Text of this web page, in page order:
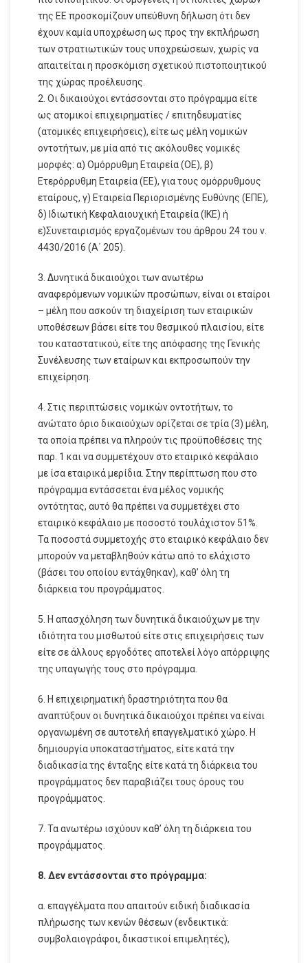
της ΕΕ προσκομίζουν υπεύθυνη δήλωση ότι δεν
έχουν καμία υποχρέωση ως προς την εκπλήρωση
των στρατιωτικών τους υποχρεώσεων, χωρίς να
απαιτείται η προσκόμιση σχετικού πιστοποιητικού
της χώρας προέλευσης.
2. Οι δικαιούχοι εντάσσονται στο πρόγραμμα είτε
ως ατομικοί επιχειρηματίες / επιτηδευματίες
(ατομικές επιχειρήσεις), είτε ως μέλη νομικών
οντοτήτων, με μία από τις ακόλουθες νομικές
μορφές: α) Ομόρρυθμη Εταιρεία (ΟΕ), β)
Ετερόρρυθμη Εταιρεία (ΕΕ), για τους ομόρρυθμους
εταίρους, γ) Εταιρεία Περιορισμένης Ευθύνης (ΕΠΕ),
δ) Ιδιωτική Κεφαλαιουχική Εταιρεία (ΙΚΕ) ή
ε)Συνεταιρισμός εργαζομένων του άρθρου 24 του ν.
4430/2016 (Α΄ 205).
3. Δυνητικά δικαιούχοι των ανωτέρω
αναφερόμενων νομικών προσώπων, είναι οι εταίροι
– μέλη που ασκούν τη διαχείριση των εταιρικών
υποθέσεων βάσει είτε του θεσμικού πλαισίου, είτε
του καταστατικού, είτε της απόφασης της Γενικής
Συνέλευσης των εταίρων και εκπροσωπούν την
επιχείρηση.
4. Στις περιπτώσεις νομικών οντοτήτων, το
ανώτατο όριο δικαιούχων ορίζεται σε τρία (3) μέλη,
τα οποία πρέπει να πληρούν τις προϋποθέσεις της
παρ. 1 και να συμμετέχουν στο εταιρικό κεφάλαιο
με ίσα εταιρικά μερίδια. Στην περίπτωση που στο
πρόγραμμα εντάσσεται ένα μέλος νομικής
οντότητας, αυτό θα πρέπει να συμμετέχει στο
εταιρικό κεφάλαιο με ποσοστό τουλάχιστον 51%.
Τα ποσοστά συμμετοχής στο εταιρικό κεφάλαιο δεν
μπορούν να μεταβληθούν κάτω από το ελάχιστο
(βάσει του οποίου εντάχθηκαν), καθ’ όλη τη
διάρκεια του προγράμματος.
5. Η απασχόληση των δυνητικά δικαιούχων με την
ιδιότητα του μισθωτού είτε στις επιχειρήσεις των
είτε σε άλλους εργοδότες αποτελεί λόγο απόρριψης
της υπαγωγής τους στο πρόγραμμα.
6. Η επιχειρηματική δραστηριότητα που θα
αναπτύξουν οι δυνητικά δικαιούχοι πρέπει να είναι
οργανωμένη σε αυτοτελή επαγγελματικό χώρο. Η
δημιουργία υποκαταστήματος, είτε κατά την
διαδικασία της ένταξης είτε κατά τη διάρκεια του
προγράμματος δεν παραβιάζει τους όρους του
προγράμματος.
7. Τα ανωτέρω ισχύουν καθ’ όλη τη διάρκεια του
προγράμματος.
8. Δεν εντάσσονται στο πρόγραμμα:
α. επαγγέλματα που απαιτούν ειδική διαδικασία
πλήρωσης των κενών θέσεων (ενδεικτικά:
συμβολαιογράφοι, δικαστικοί επιμελητές),